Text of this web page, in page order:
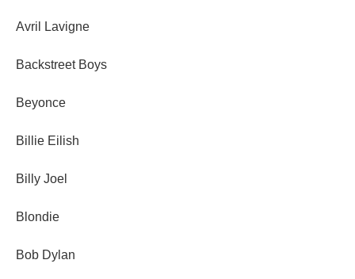
Avril Lavigne
Backstreet Boys
Beyonce
Billie Eilish
Billy Joel
Blondie
Bob Dylan